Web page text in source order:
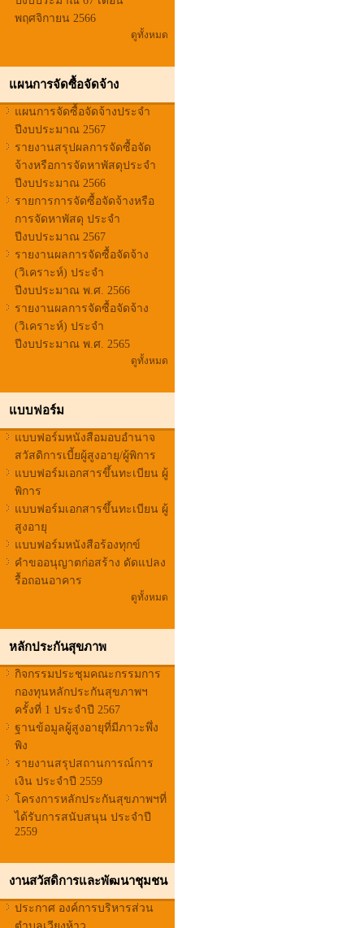
พฤศจิกายน 2566
ดูทั้งหมด
แผนการจัดซื้อจัดจ้าง
แผนการจัดซื้อจัดจ้างประจำ
ปีงบประมาณ 2567
รายงานสรุปผลการจัดซื้อจัด
จ้างหรือการจัดหาพัสดุประจำ
ปีงบประมาณ 2566
รายการการจัดซื้อจัดจ้างหรือ
การจัดหาพัสดุ ประจำ
ปีงบประมาณ 2567
รายงานผลการจัดซื้อจัดจ้าง
(วิเคราะห์) ประจำ
ปีงบประมาณ พ.ศ. 2566
รายงานผลการจัดซื้อจัดจ้าง
(วิเคราะห์) ประจำ
ปีงบประมาณ พ.ศ. 2565
ดูทั้งหมด
แบบฟอร์ม
แบบฟอร์มหนังสือมอบอำนาจ
สวัสดิการเบี้ยผู้สูงอายุ/ผู้พิการ
แบบฟอร์มเอกสารขึ้นทะเบียน ผู้
พิการ
แบบฟอร์มเอกสารขึ้นทะเบียน ผู้
สูงอายุ
แบบฟอร์มหนังสือร้องทุกข์
คำขออนุญาตก่อสร้าง ดัดแปลง
รื้อถอนอาคาร
ดูทั้งหมด
หลักประกันสุขภาพ
กิจกรรมประชุมคณะกรรมการ
กองทุนหลักประกันสุขภาพฯ
ครั้งที่ 1 ประจำปี 2567
ฐานข้อมูลผูู้สูงอายุที่มีภาวะพึ่ง
พิง
รายงานสรุปสถานการณ์การ
เงิน ประจำปี 2559
โครงการหลักประกันสุขภาพฯที่
ได้รับการสนับสนุน ประจำปี
2559
งานสวัสดิการและพัฒนาชุมชน
ประกาศ องค์การบริหารส่วน